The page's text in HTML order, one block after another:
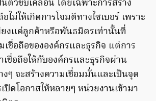
นตัวขับเคลื่อน โดยเฉพาะการสร้าง
ไม่ให้เกิดการโจมตีทางไซเบอร์ เพราะ
งแค่ลูกค้าหรือพันธมิตรเท่านั้นที่
เชื่อถือขององค์กรและธุรกิจ แต่การ
เชื่อถือให้กับองค์กรและธุรกิจผ่าน
งๆ จะสร้างความเชื่อมมั่นและเป็นจุด
ปิดโอกาสให้หลายๆ หน่วยงานเข้ามา